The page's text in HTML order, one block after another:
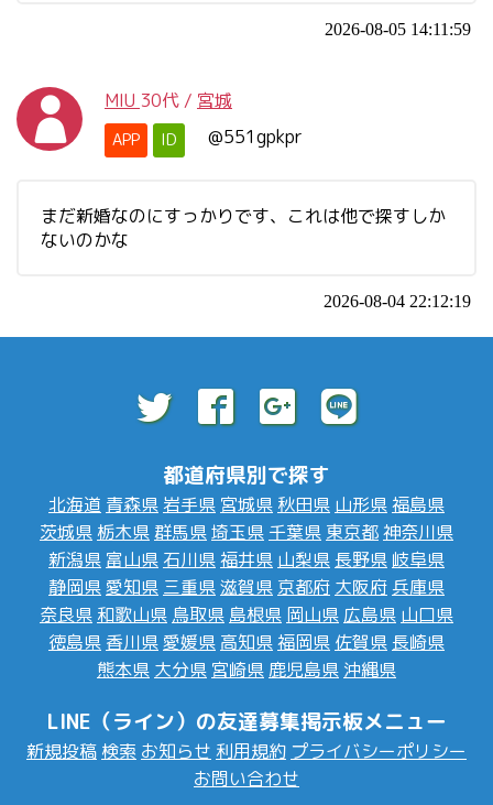
2026-08-05 14:11:59
MIU 30代 / 宮城
APP ID @551gpkpr
まだ新婚なのにすっかりです、これは他で探すしか
ないのかな
2026-08-04 22:12:19
都道府県別で探す
北海道 青森県 岩手県 宮城県 秋田県 山形県福島県
茨城県 栃木県群馬県埼玉県 千葉県 東京都神奈川県
新潟県 富山県 石川県福井県 山梨県 長野県 岐阜県
静岡県愛知県 三重県滋賀県 京都府 大阪府 兵庫県
奈良県 和歌山県 鳥取県 島根県 岡山県 広島県 山口県
徳島県 香川県愛媛県 高知県福岡県 佐賀県 長崎県
熊本県 大分県 宮崎県 鹿児島県 沖縄県
LINE（ライン）の友達募集掲示板メニュー
新規投稿 検索 お知らせ 利用規約 プライバシーポリシー
お問い合わせ